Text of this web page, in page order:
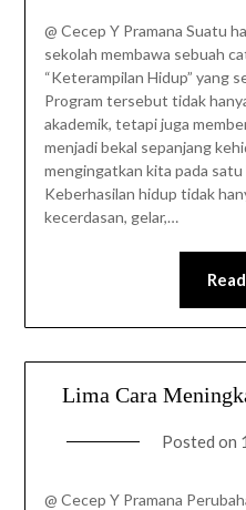
@ Cecep Y Pramana Suatu
sekolah membawa sebuah
“Keterampilan Hidup” yang
Program tersebut tidak
akademik, tetapi juga
menjadi bekal sepanjang
mengingatkan kita pada
Keberhasilan hidup tidak
kecerdasan, gelar,…
Lima Cara
Posted on
@ Cecep Y Pramana